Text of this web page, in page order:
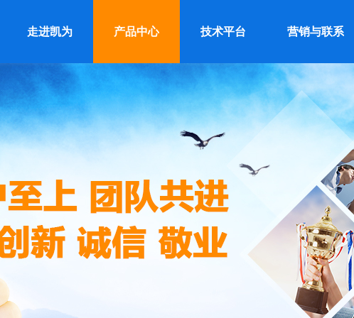
走进凯为 产品中心 技术平台 营销与联系